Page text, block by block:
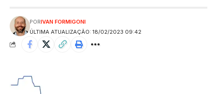
ÚLTIMA ATUALIZAÇÃO: 18/02/2023 09:42
PORIVAN FORMIGONI